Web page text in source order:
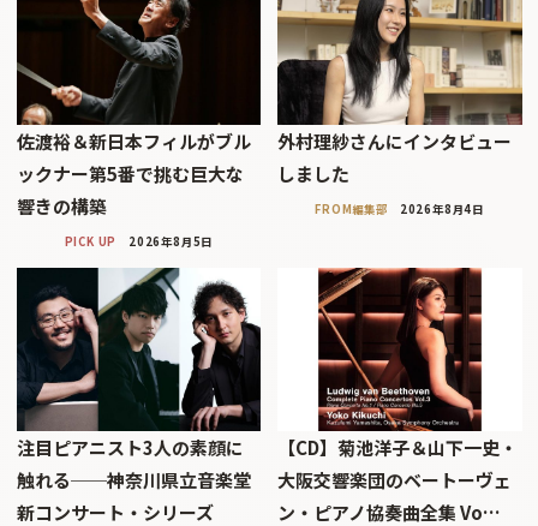
佐渡裕＆新日本フィルがブル
ックナー第5番で挑む巨大な
響きの構築
PICK UP 2026年8月5日
外村理紗さんにインタビュー
しました
FROM編集部 2026年8月4日
注目ピアニスト3人の素顔に
触れる──神奈川県立音楽堂
新コンサート・シリーズ
【CD】菊池洋子＆山下一史・
大阪交響楽団のベートーヴェ
ン・ピアノ協奏曲全集 Vo…